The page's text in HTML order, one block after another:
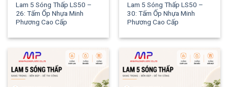
Lam 5 Sóng Thấp LS50 –
26: Tấm Ốp Nhựa Minh
Phương Cao Cấp
Lam 5 Sóng Thấp LS50 –
30: Tấm Ốp Nhựa Minh
Phương Cao Cấp